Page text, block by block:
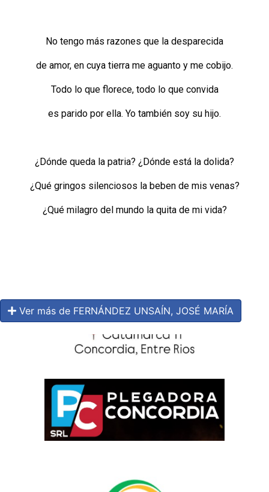
No tengo más razones que la desparecida
de amor, en cuya tierra me aguanto y me cobijo.
Todo lo que florece, todo lo que convida
es parido por ella. Yo también soy su hijo.
¿Dónde queda la patria? ¿Dónde está la dolida?
¿Qué gringos silenciosos la beben de mis venas?
¿Qué milagro del mundo la quita de mi vida?
Ver más de FERNÁNDEZ UNSAÍN, JOSÉ MARÍA